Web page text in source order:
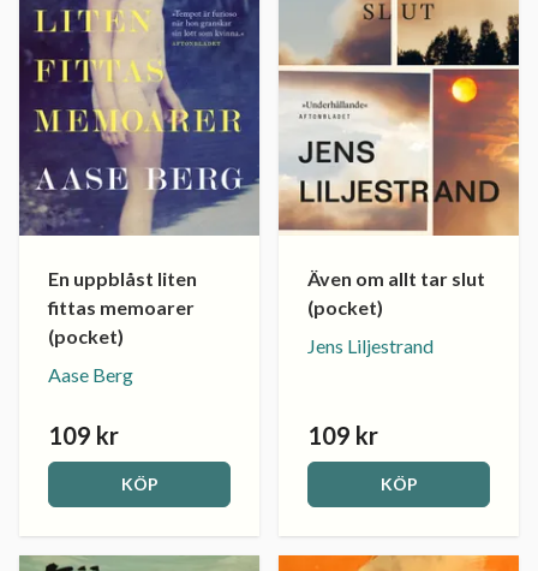
En uppblåst liten
fittas memoarer
(pocket)
Aase Berg
109 kr
KÖP
Även om allt tar slut
(pocket)
Jens Liljestrand
109 kr
KÖP